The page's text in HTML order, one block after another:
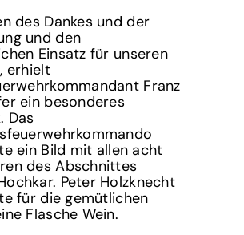
des Dankes und der
und den
Einsatz für unseren
erhielt
Franz
ein besonderes
Das
ein Bild mit allen acht
des Abschnittes
Peter Holzknecht
für die gemütlichen
Flasche Wein.